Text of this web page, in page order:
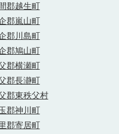
郡越生町
郡嵐山町
郡川島町
郡鳩山町
郡横瀬町
郡長瀞町
郡東秩父村
郡神川町
郡寄居町